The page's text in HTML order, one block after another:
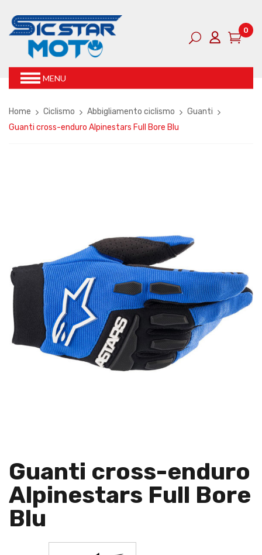
0
MENU
Home Ciclismo Abbigliamento ciclismo
Guanti
Guanti cross-enduro Alpinestars Full Bore Blu
Guanti cross-enduro
Alpinestars Full Bore
Blu